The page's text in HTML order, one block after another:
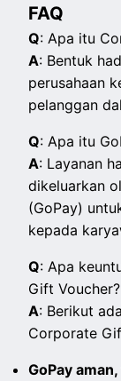
FAQ
Q: Apa itu
A: Bentuk
perusahaan
pelanggan
Q: Apa itu
A: Layanan
dikeluarkan
(GoPay)
kepada
Q: Apa
Gift Voucher?
A: Berikut
Corporate
GoPay